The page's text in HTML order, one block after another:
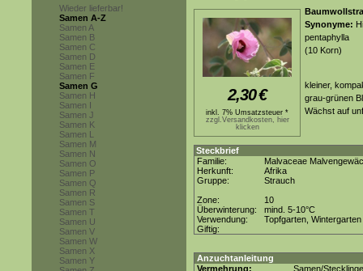
Wieder lieferbar!
Samen A-Z
Samen A
Samen B
Samen C
Samen D
Samen E
Samen F
Samen G
Samen H
Samen I
Samen J
Samen K
Samen L
Samen M
Samen N
Samen O
Samen P
Samen Q
Samen R
Samen S
Samen T
Samen U
Samen V
Samen W
Samen X
Samen Y
2,30€
inkl. 7% Umsatzsteuer *
zzgl.Versandkosten, hier
klicken
Synonyme:
pentaphylla
(10 Korn)
kleiner,
grau-grünen
Wächst auf
Steckbrief
Familie:
Malvaceae
Herkunft:
Afrika
Gruppe:
Strauch
Zone:
10
Überwinterung:
mind. 5-10°C
Verwendung:
Topfgarten, Wintergarten
Giftig:
Anzuchtanleitung
Vermehrung:
Samen/Stecklinge